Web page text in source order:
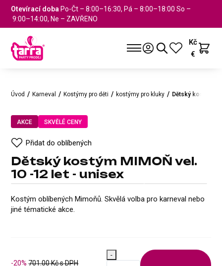
Otevírací doba Po-Čt – 8:00–16:30, Pá – 8:00–18:00 So –
9:00–14:00, Ne – ZAVŘENO
Kč
€
Úvod Karneval Kostýmy pro děti kostýmy pro kluky Dětský kostým
AKCE SKVĚLÉ CENY
Přidat do oblíbených
Dětský kostým MIMOŇ vel.
10 -12 let - unisex
Kostým oblíbených Mimoňů. Skvělá volba pro karneval nebo
jiné tématické akce.
-20% 701.00Kč s DPH
-